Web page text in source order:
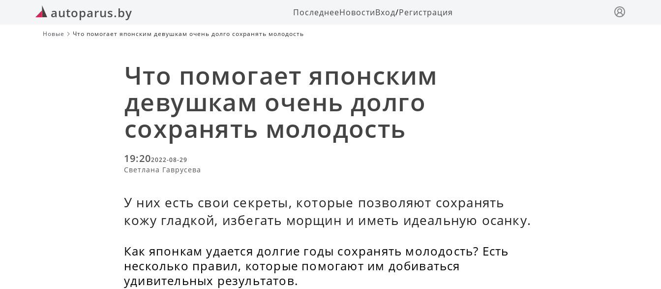
autoparus.by ПоследнееНовостиВход/Регистрация
Новые Что помогает японским девушкам очень долго сохранять молодость
Что помогает японским
девушкам очень долго
сохранять молодость
19:202022-08-29
Светлана Гаврусева
У них есть свои секреты, которые позволяют сохранять
кожу гладкой, избегать морщин и иметь идеальную осанку.
Как японкам удается долгие годы сохранять молодость? Есть
несколько правил, которые помогают им добиваться
удивительных результатов.